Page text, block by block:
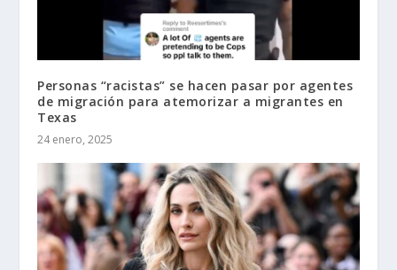
Personas “racistas” se hacen pasar por agentes
de migración para atemorizar a migrantes en
Texas
24 enero, 2025